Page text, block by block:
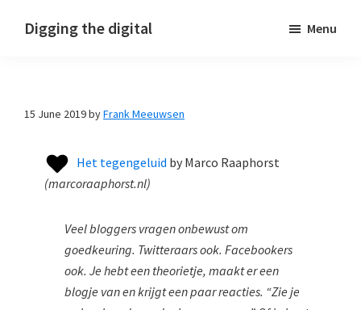
Digging the digital Menu
15 June 2019byFrank Meeuwsen
Het tegengeluid by Marco Raaphorst
(marcoraaphorst.nl)
Veel bloggers vragen onbewust om
goedkeuring. Twitteraars ook. Facebookers
ook. Je hebt een theorietje, maakt er een
blogje van en krijgt een paar reacties. “Zie je